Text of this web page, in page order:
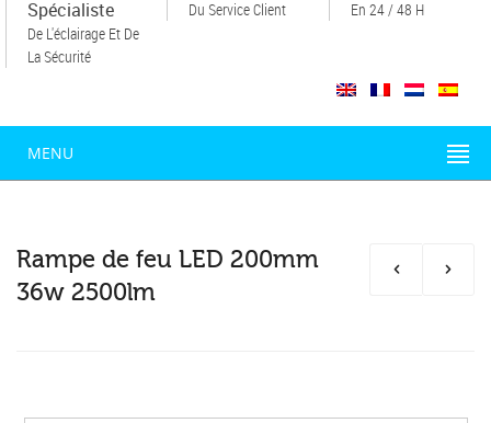
Spécialiste
De L'éclairage Et De
La Sécurité
Du Service Client En 24 / 48 H
MENU
Rampe de feu LED 200mm
36w 2500lm